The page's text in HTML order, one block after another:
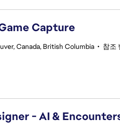
Capture
Canada, British Columbia • 참조
- AI &